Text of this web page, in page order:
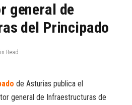
general de
del Principado
Read
de Asturias publica el
general de Infraestructuras de